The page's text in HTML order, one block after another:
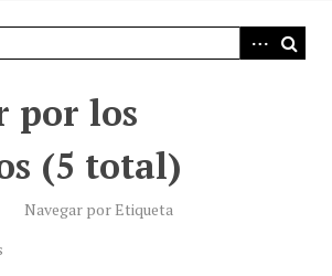
por los
(5 total)
Navegar por Etiqueta